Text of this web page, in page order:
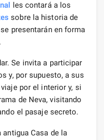
les contará a los
sobre la historia de
presentarán en forma
Se invita a participar
y, por supuesto, a sus
por el interior y, si
de Neva, visitando
el pasaje secreto.
Casa de la